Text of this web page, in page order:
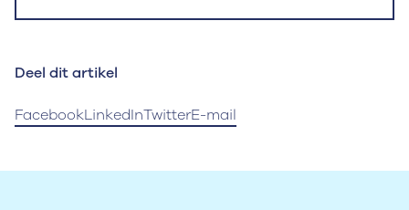
Deel dit artikel
FacebookLinkedInTwitterE-mail